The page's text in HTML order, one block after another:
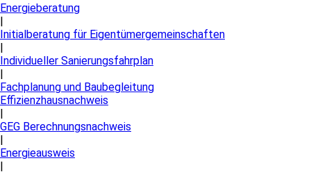
Energieberatung
|
Initialberatung für Eigentümergemeinschaften
|
Individueller Sanierungsfahrplan
|
Fachplanung und Baubegleitung
Effizienzhausnachweis
|
GEG Berechnungsnachweis
|
Energieausweis
|